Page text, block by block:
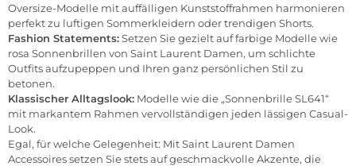
Oversize-Modelle mit auffälligen Kunststoffrahmen harmonieren
perfekt zu luftigen Sommerkleidern oder trendigen Shorts.
Fashion Statements:Setzen Sie gezielt auf farbige Modelle wie
rosa Sonnenbrillen von Saint Laurent Damen, um schlichte
Outfits aufzupeppen und Ihren ganz persönlichen Stil zu
betonen.
Klassischer Alltagslook: Modelle wie die „Sonnenbrille SL641“
mit markantem Rahmen vervollständigen jeden lässigen Casual-
Look.
Egal, für welche Gelegenheit: Mit Saint Laurent Damen
Accessoires setzen Sie stets auf geschmackvolle Akzente, die